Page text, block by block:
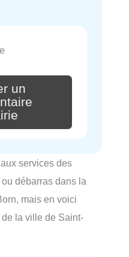
un
services des
débarras dans la
mais en voici
la ville de Saint-